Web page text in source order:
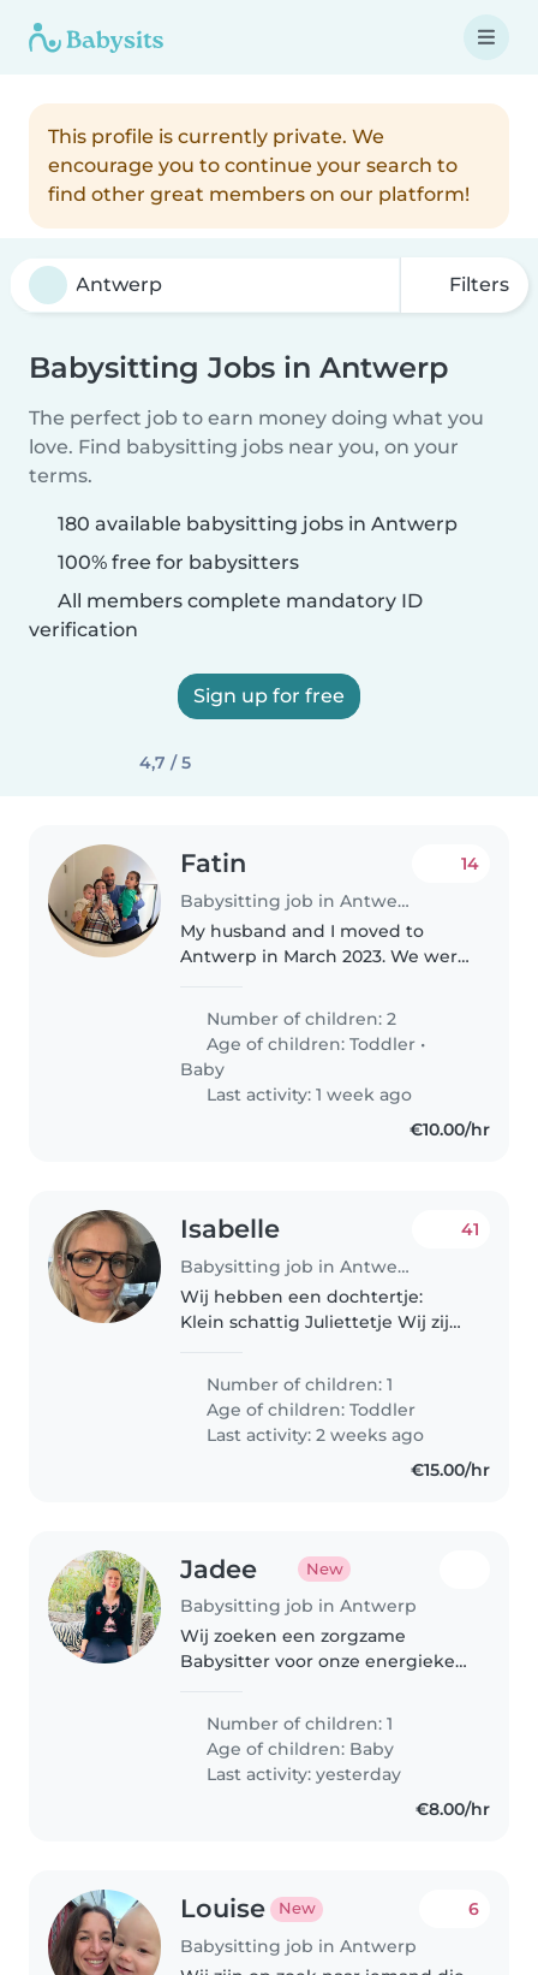
This profile is currently private. We
encourage you to continue your search to
find other great members on our platform!
Filters
Babysitting Jobs in Antwerp
The perfect job to earn money doing what you
love. Find babysitting jobs near you, on your
terms.
180 available babysitting jobs in Antwerp
100% free for babysitters
All members complete mandatory ID
verification
Sign up for free
4,7 / 5
Fatin
Babysitting job in Antwerp
14
My husband and I moved to
Antwerp in March 2023. We were
have two children, a girl who is 2
years old and a baby boy who is
4 months old. We are looking..
Number of children: 2
Age of children:Toddler •
Baby
Last activity: 1 week ago
€10.00/hr
Isabelle
Babysitting job in Antwerp
41
Wij hebben een dochtertje:
Klein schattig Juliettetje Wij zijn
Number of children: 1
Age of children:Toddler
Last activity: 2 weeks ago
€15.00/hr
Jadee New
Babysitting job in Antwerp
Wij zoeken een zorgzame
Babysitter voor onze energieke
baby's is een must, onze baby
slaapt moeilijk. Graag bij ons
thuis. Iemand dat enthousiast is.
Number of children: 1
Age of children: Baby
Last activity: yesterday
€8.00/hr
Louise New
Babysitting job in Antwerp
6